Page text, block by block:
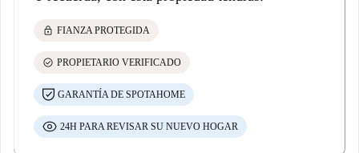
lock FIANZA PROTEGIDA
check_circle PROPIETARIO VERIFICADO
GARANTÍA DE SPOTAHOME
24H PARA REVISAR SU NUEVO HOGAR